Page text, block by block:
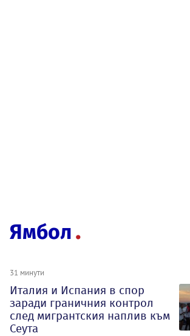
Ямбол
31 минути
Италия и Испания в спор
заради граничния контрол
след мигрантския наплив към
Сеута